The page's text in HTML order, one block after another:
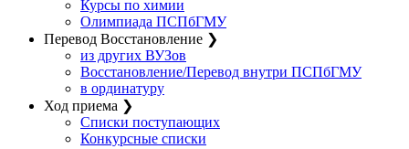
Курсы по химии
Олимпиада ПСПбГМУ
Перевод Восстановление ❯
из других ВУЗов
Восстановление/Перевод внутри ПСПбГМУ
в ординатуру
Ход приема ❯
Списки поступающих
Конкурсные списки